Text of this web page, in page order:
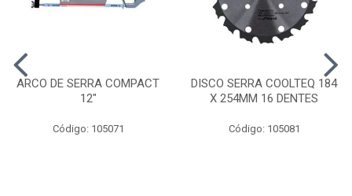
ARCO DE SERRA COMPACT
12"
Código: 105071
DISCO SERRA COOLTEQ 184
X 254MM 16 DENTES
Código: 105081